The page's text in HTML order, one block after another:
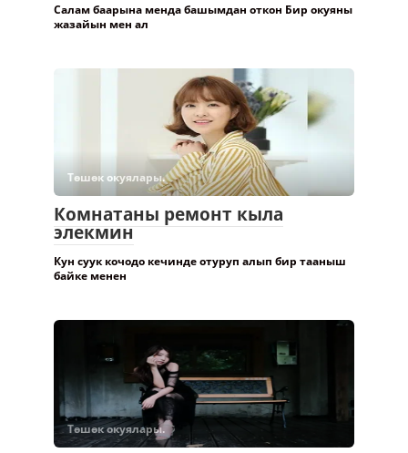
Салам баарына менда башымдан откон Бир окуяны
жазайын мен ал
Төшөк окуялары.
Комнатаны ремонт кыла
элекмин
Кун суук кочодо кечинде отуруп алып бир тааныш
байке менен
Төшөк окуялары.